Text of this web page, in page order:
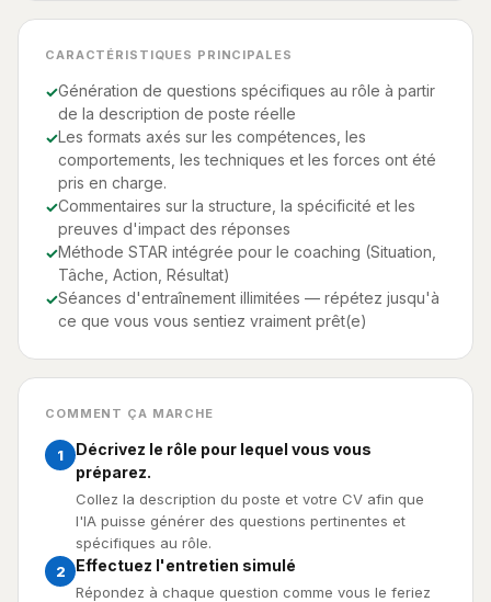
CARACTÉRISTIQUES PRINCIPALES
Génération de questions spécifiques au rôle à partir
de la description de poste réelle
Les formats axés sur les compétences, les
comportements, les techniques et les forces ont été
pris en charge.
Commentaires sur la structure, la spécificité et les
preuves d'impact des réponses
Méthode STAR intégrée pour le coaching (Situation,
Tâche, Action, Résultat)
Séances d'entraînement illimitées — répétez jusqu'à
ce que vous vous sentiez vraiment prêt(e)
COMMENT ÇA MARCHE
1
Décrivez le rôle pour lequel vous vous
préparez.
Collez la description du poste et votre CV afin que
l'IA puisse générer des questions pertinentes et
spécifiques au rôle.
2
Effectuez l'entretien simulé
Répondez à chaque question comme vous le feriez